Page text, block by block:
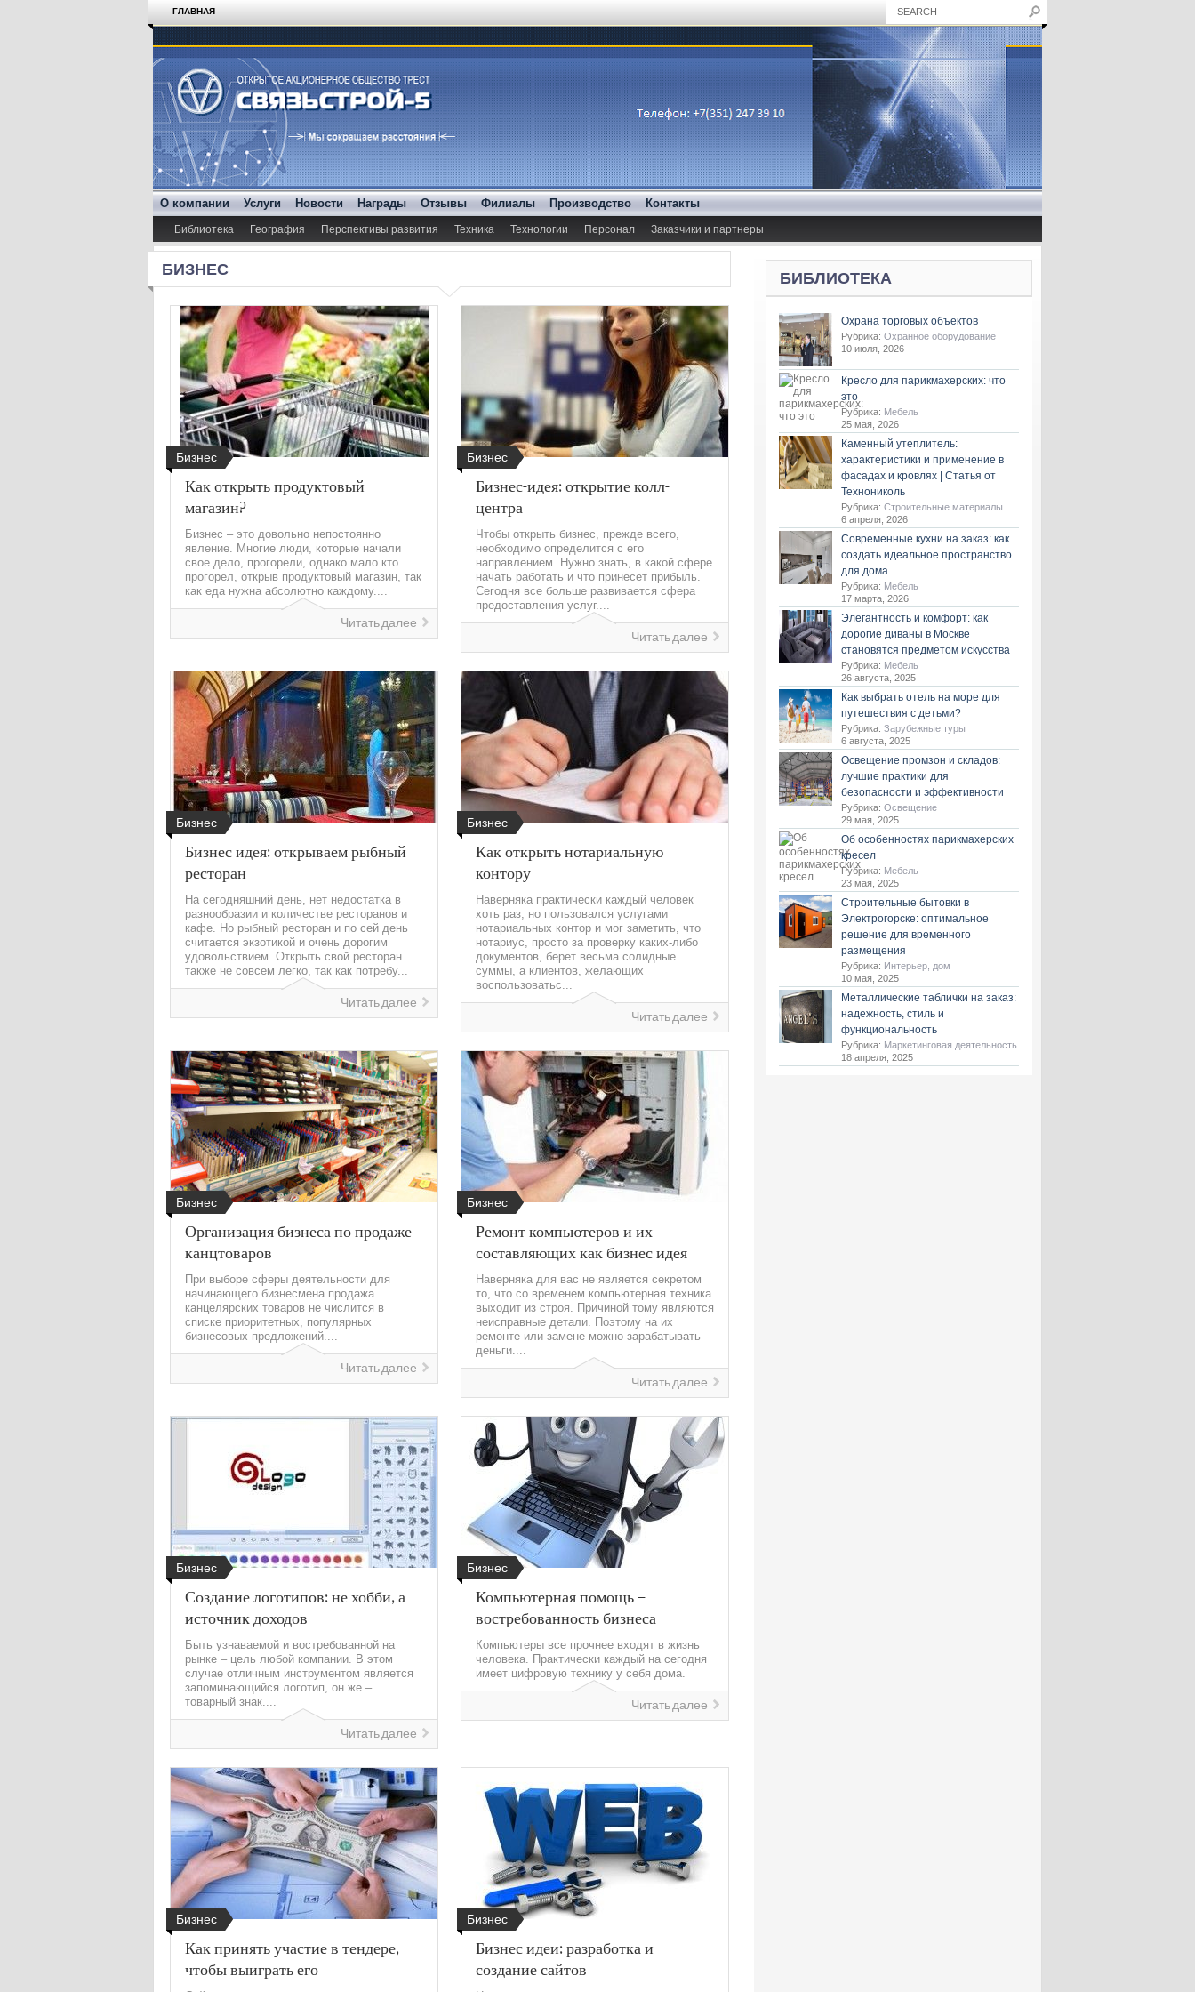
ГЛАВНАЯ
О компании Услуги Новости Награды Отзывы Филиалы Производство Контакты
Библиотека География Перспективы развития Техника Технологии Персонал Заказчики и партнеры
БИЗНЕС
Бизнес
Как открыть продуктовый
магазин?
Бизнес – это довольно непостоянно
явление. Многие люди, которые начали
свое дело, прогорели, однако мало кто
прогорел, открыв продуктовый магазин, так
как еда нужна абсолютно каждому....
Читать далее
Бизнес
Бизнес-идея: открытие колл-
центра
Чтобы открыть бизнес, прежде всего,
необходимо определится с его
направлением. Нужно знать, в какой сфере
начать работать и что принесет прибыль.
Сегодня все больше развивается сфера
предоставления услуг....
Читать далее
Бизнес
Бизнес идея: открываем рыбный
ресторан
На сегодняшний день, нет недостатка в
разнообразии и количестве ресторанов и
кафе. Но рыбный ресторан и по сей день
считается экзотикой и очень дорогим
удовольствием. Открыть свой ресторан
также не совсем легко, так как потребу...
Читать далее
Бизнес
Как открыть нотариальную
контору
Наверняка практически каждый человек
хоть раз, но пользовался услугами
нотариальных контор и мог заметить, что
нотариус, просто за проверку каких-либо
документов, берет весьма солидные
суммы, а клиентов, желающих
воспользоватьс...
Читать далее
Бизнес
Организация бизнеса по продаже
канцтоваров
При выборе сферы деятельности для
начинающего бизнесмена продажа
канцелярских товаров не числится в
списке приоритетных, популярных
бизнесовых предложений....
Читать далее
Бизнес
Ремонт компьютеров и их
составляющих как бизнес идея
Наверняка для вас не является секретом
то, что со временем компьютерная техника
выходит из строя. Причиной тому являются
неисправные детали. Поэтому на их
ремонте или замене можно зарабатывать
деньги....
Читать далее
Бизнес
Создание логотипов: не хобби, а
источник доходов
Быть узнаваемой и востребованной на
рынке – цель любой компании. В этом
случае отличным инструментом является
запоминающийся логотип, он же –
товарный знак....
Читать далее
Бизнес
Компьютерная помощь –
востребованность бизнеса
Компьютеры все прочнее входят в жизнь
человека. Практически каждый на сегодня
имеет цифровую технику у себя дома.
Читать далее
Бизнес
Как принять участие в тендере,
чтобы выиграть его
Бизнес
Бизнес идеи: разработка и
создание сайтов
БИБЛИОТЕКА
Охрана торговых объектов
Рубрика: Охранное оборудование
10 июля, 2026
Кресло для парикмахерских: что
это
Рубрика: Мебель
25 мая, 2026
Каменный утеплитель:
характеристики и применение в
фасадах и кровлях | Статья от
Технониколь
Рубрика: Строительные материалы
6 апреля, 2026
Современные кухни на заказ: как
создать идеальное пространство
для дома
Рубрика: Мебель
17 марта, 2026
Элегантность и комфорт: как
дорогие диваны в Москве
становятся предметом искусства
Рубрика: Мебель
26 августа, 2025
Как выбрать отель на море для
путешествия с детьми?
Рубрика: Зарубежные туры
6 августа, 2025
Освещение промзон и складов:
лучшие практики для
безопасности и эффективности
Рубрика: Освещение
29 мая, 2025
Об особенностях парикмахерских
кресел
Рубрика: Мебель
23 мая, 2025
Строительные бытовки в
Электрогорске: оптимальное
решение для временного
размещения
Рубрика: Интерьер, дом
10 мая, 2025
Металлические таблички на заказ:
надежность, стиль и
функциональность
Рубрика: Маркетинговая деятельность
18 апреля, 2025